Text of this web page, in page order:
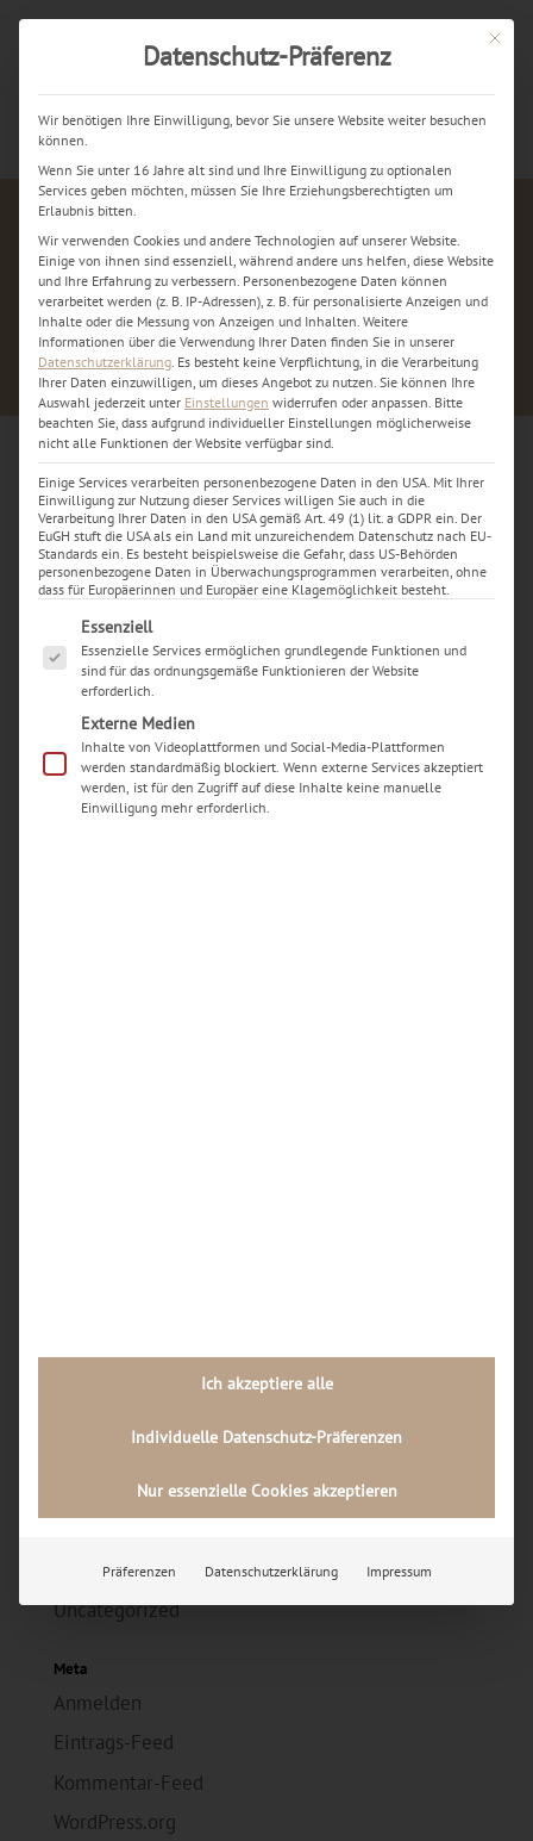
Jetzt kostenlos anrufen
iPhone Reparatur Dortmund
Akkutausch
Neueste Beiträge
Woran erkenne ich einen seriösen Handy-
Archiv
Februar 2026
Allgemein
Uncategorized
Meta
Anmelden
Eintrags-Feed
Kommentar-Feed
WordPress.org
Mit
Datenschutz-Präferenz
Wir benötigen Ihre Einwilligung, bevor Sie unsere Website weiter besuchen
können.
Wenn Sie unter 16 Jahre alt sind und Ihre Einwilligung zu optionalen
Services geben möchten, müssen Sie Ihre Erziehungsberechtigten um
Erlaubnis bitten.
Wir verwenden Cookies und andere Technologien auf unserer Website.
Einige von ihnen sind essenziell, während andere uns helfen, diese Website
und Ihre Erfahrung zu verbessern. Personenbezogene Daten können
verarbeitet werden (z. B. IP-Adressen), z. B. für personalisierte Anzeigen und
Inhalte oder die Messung von Anzeigen und Inhalten. Weitere
Informationen über die Verwendung Ihrer Daten finden Sie in unserer
Datenschutzerklärung. Es besteht keine Verpflichtung, in die Verarbeitung
Ihrer Daten einzuwilligen, um dieses Angebot zu nutzen. Sie können Ihre
Auswahl jederzeit unter Einstellungen widerrufen oder anpassen. Bitte
beachten Sie, dass aufgrund individueller Einstellungen möglicherweise
nicht alle Funktionen der Website verfügbar sind.
Einige Services verarbeiten personenbezogene Daten in den USA. Mit Ihrer
Einwilligung zur Nutzung dieser Services willigen Sie auch in die
Verarbeitung Ihrer Daten in den USA gemäß Art. 49 (1) lit. a GDPR ein. Der
EuGH stuft die USA als ein Land mit unzureichendem Datenschutz nach EU-
Standards ein. Es besteht beispielsweise die Gefahr, dass US-Behörden
personenbezogene Daten in Überwachungsprogrammen verarbeiten, ohne
dass für Europäerinnen und Europäer eine Klagemöglichkeit besteht.
Es folgt eine Liste der Service-Gruppen, für die eine
Essenziell
Essenzielle Services ermöglichen grundlegende Funktionen und
sind für das ordnungsgemäße Funktionieren der Website
erforderlich.
Externe Medien
Inhalte von Videoplattformen und Social-Media-Plattformen
werden standardmäßig blockiert. Wenn externe Services akzeptiert
werden, ist für den Zugriff auf diese Inhalte keine manuelle
Einwilligung mehr erforderlich.
Ich akzeptiere alle
Individuelle Datenschutz-Präferenzen
Nur essenzielle Cookies akzeptieren
Präferenzen Datenschutzerklärung Impressum